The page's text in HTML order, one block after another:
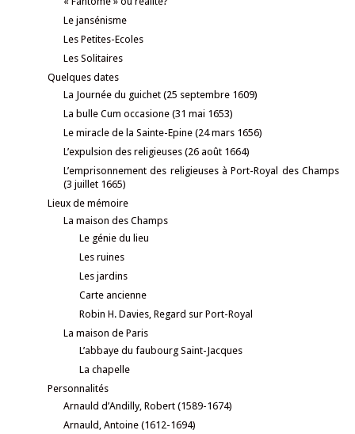
Le jansénisme
Les Petites-Ecoles
Les Solitaires
Quelques dates
La Journée du guichet (25 septembre 1609)
La bulle Cum occasione (31 mai 1653)
Le miracle de la Sainte-Epine (24 mars 1656)
L’expulsion des religieuses (26 août 1664)
L’emprisonnement des religieuses à Port-Royal des Champs
(3 juillet 1665)
Lieux de mémoire
La maison des Champs
Le génie du lieu
Les ruines
Les jardins
Carte ancienne
Robin H. Davies, Regard sur Port-Royal
La maison de Paris
L’abbaye du faubourg Saint-Jacques
La chapelle
Personnalités
Arnauld d’Andilly, Robert (1589-1674)
Arnauld, Antoine (1612-1694)